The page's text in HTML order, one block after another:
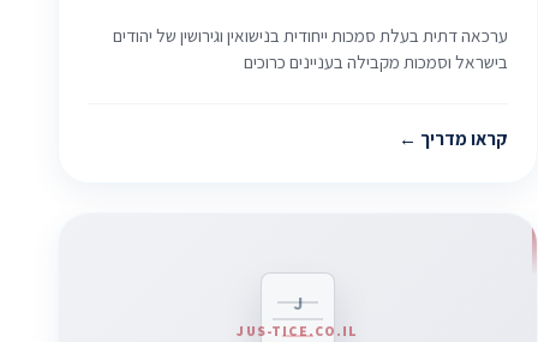
ערכאה דתית בעלת סמכות ייחודית בנישואין וגירושין של יהודים
בישראל וסמכות מקבילה בעניינים כרוכים
קראו מדריך
J
JUS-TICE.CO.IL